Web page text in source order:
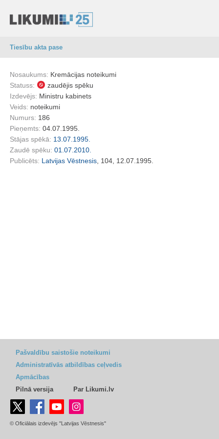
Tiesību akta pase
Nosaukums: Kremācijas noteikumi
Statuss:
zaudējis spēku
Izdevējs: Ministru kabinets
Veids: noteikumi
Numurs: 186
Pieņemts: 04.07.1995.
Stājas spēkā: 13.07.1995.
Zaudē spēku: 01.07.2010.
Publicēts: Latvijas Vēstnesis , 104, 12.07.1995.
Pašvaldību saistošie noteikumi
Administratīvās atbildības ceļvedis
Apmācības
Pilnā versija
Par Likumi.lv
© Oficiālais izdevējs "Latvijas Vēstnesis"